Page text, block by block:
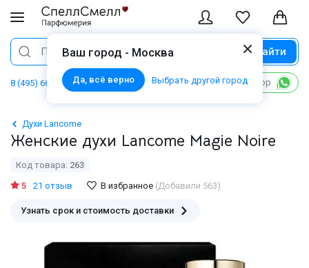
Ваш город - Москва
Да, всё верно Выбрать другой город
Поиск Найти
8 (495) 668 06 02 Написать в WhatsApp
Духи Lancome
Женские духи Lancome Magie Noire
Код товара: 263
5
21 отзыв В избранное (Добавили 563)
Узнать срок и стоимость доставки